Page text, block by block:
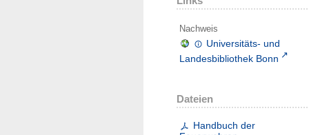
Nachweis
Universitäts- und
Landesbibliothek Bonn
Dateien
Handbuch der